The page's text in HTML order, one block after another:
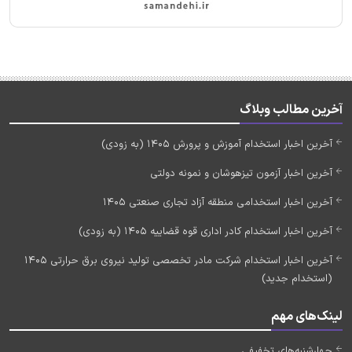
آخرین مطالب وبلاگ
آخرین اخبار استخدام آموزش و پرورش 1405 (به زودی)
آخرین اخبار آزمون تیزهوشان و نمونه دولتی
آخرین اخبار استخدامی منطقه آزاد تجاری صنعتی 1405
آخرین اخبار استخدام کادر اداری قوه قضاییه 1405 (به زودی)
آخرین اخبار استخدام شرکت مادر تخصصی تولید نیروی برق حرارتی 1405
(استخدام جدید)
لینک‌های مهم